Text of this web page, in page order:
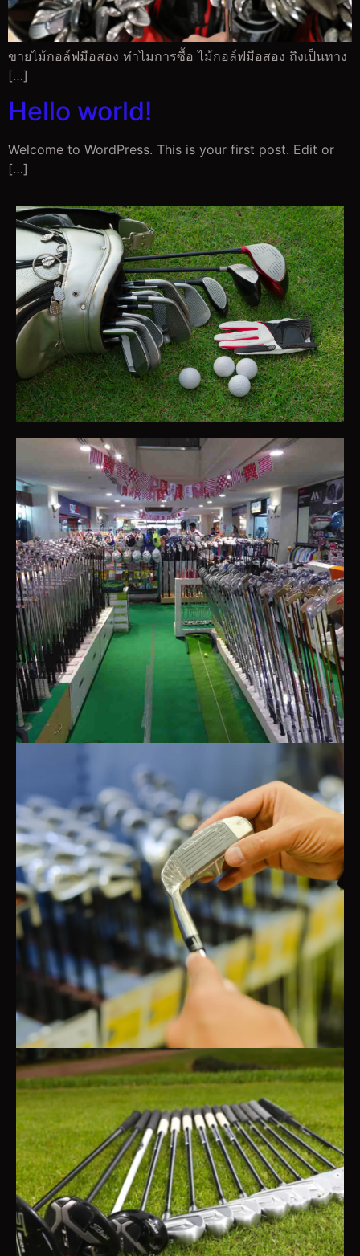
ขายไม้กอล์ฟมือสอง ทำไมการซื้อ ไม้กอล์ฟมือสอง ถึงเป็นทาง
[…]
Hello world!
Welcome to WordPress. This is your first post. Edit or
[…]